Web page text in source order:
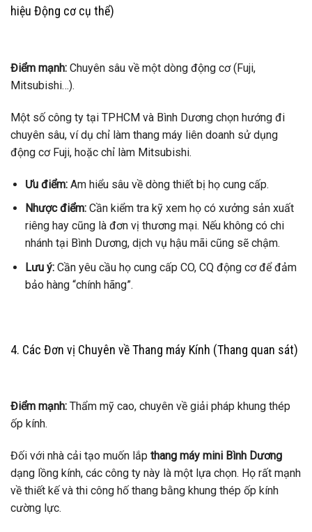
hiệu Động cơ cụ thể)
Điểm mạnh: Chuyên sâu về một dòng động cơ (Fuji,
Mitsubishi…).
Một số công ty tại TPHCM và Bình Dương chọn hướng đi
chuyên sâu, ví dụ chỉ làm thang máy liên doanh sử dụng
động cơ Fuji, hoặc chỉ làm Mitsubishi.
Ưu điểm:Am hiểu sâu về dòng thiết bị họ cung cấp.
Nhược điểm:Cần kiểm tra kỹ xem họ có xưởng sản xuất
riêng hay cũng là đơn vị thương mại. Nếu không có chi
nhánh tại Bình Dương, dịch vụ hậu mãi cũng sẽ chậm.
Lưu ý:Cần yêu cầu họ cung cấp CO, CQ động cơ để đảm
bảo hàng “chính hãng”.
4. Các Đơn vị Chuyên về Thang máy Kính (Thang quan sát)
Điểm mạnh: Thẩm mỹ cao, chuyên về giải pháp khung thép
ốp kính.
Đối với nhà cải tạo muốn lắp thang máy mini Bình Dương
dạng lồng kính, các công ty này là một lựa chọn. Họ rất mạnh
về thiết kế và thi công hố thang bằng khung thép ốp kính
cường lực.